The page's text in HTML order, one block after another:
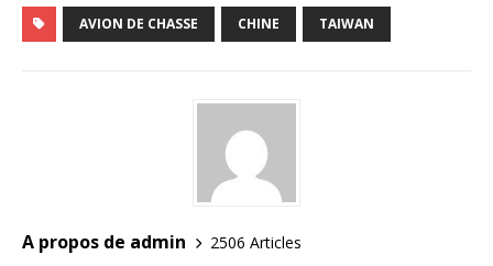
AVION DE CHASSE CHINE TAIWAN
A propos de admin
2506 Articles